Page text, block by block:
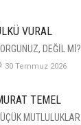
VURAL
DEĞİL Mİ?
30 Temmuz 2026
TEMEL
MUTLULUKLAR